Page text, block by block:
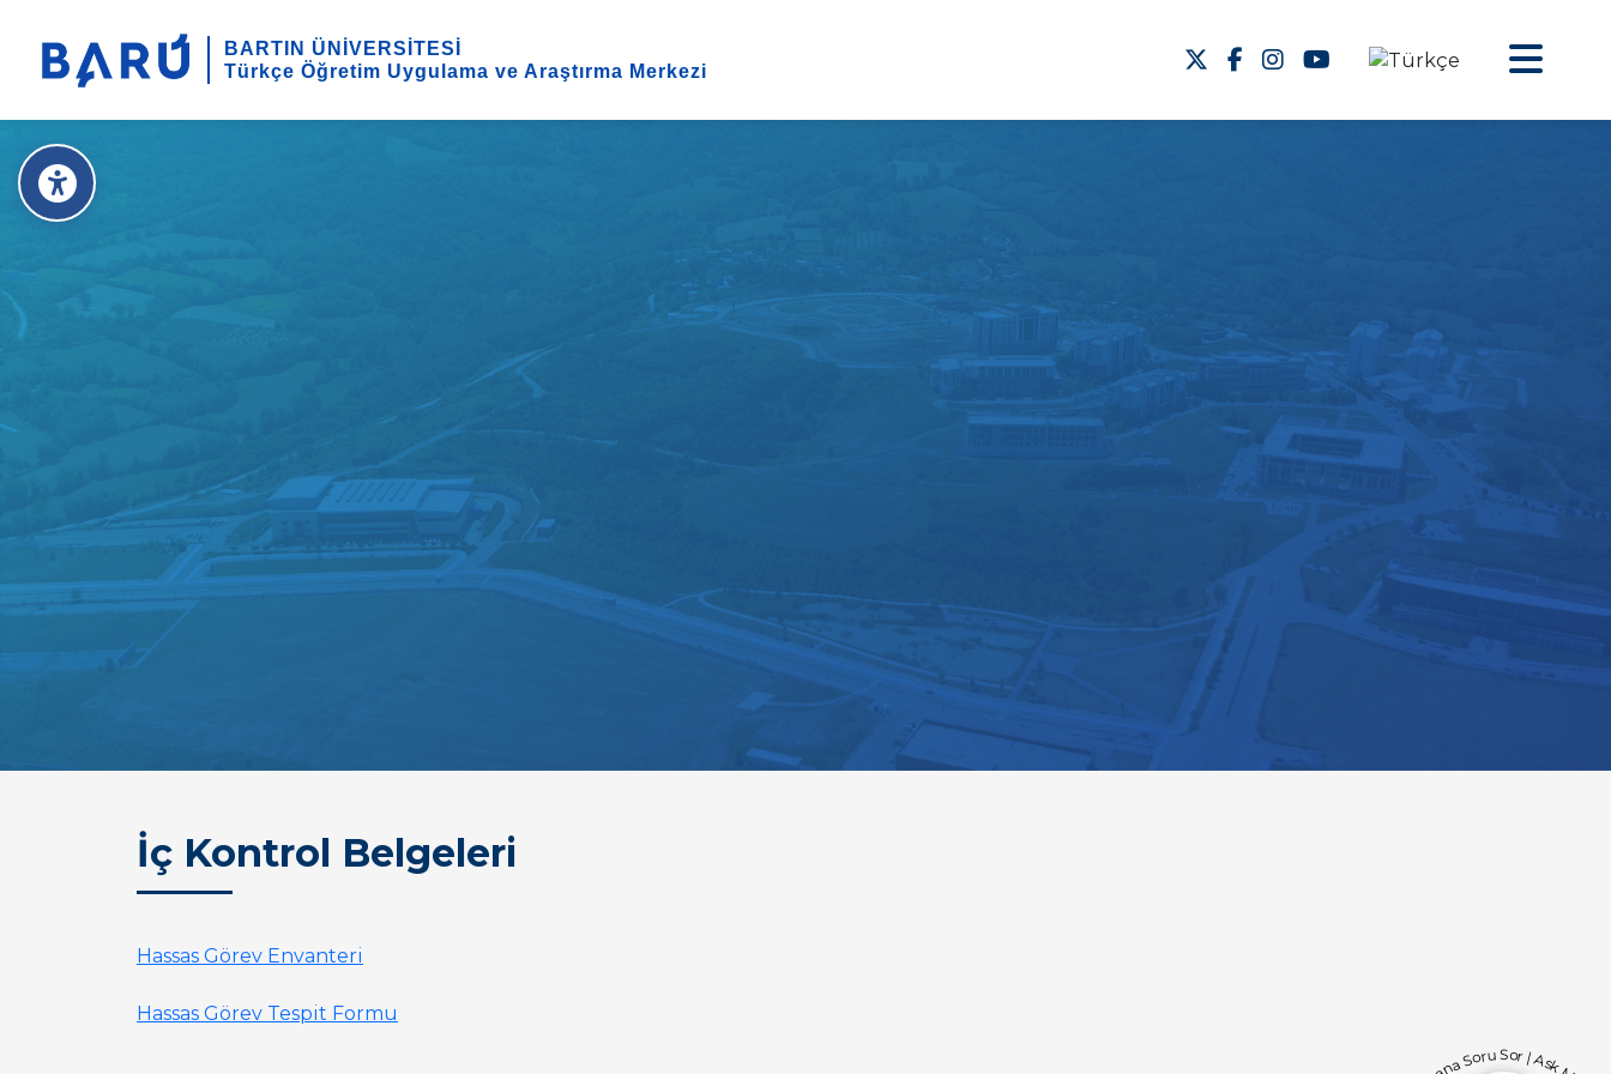
BARTIN ÜNİVERSİTESİ
Türkçe Öğretim Uygulama ve Araştırma Merkezi
İç Kontrol Belgeleri
Hassas Görev Envanteri
Hassas Görev Tespit Formu